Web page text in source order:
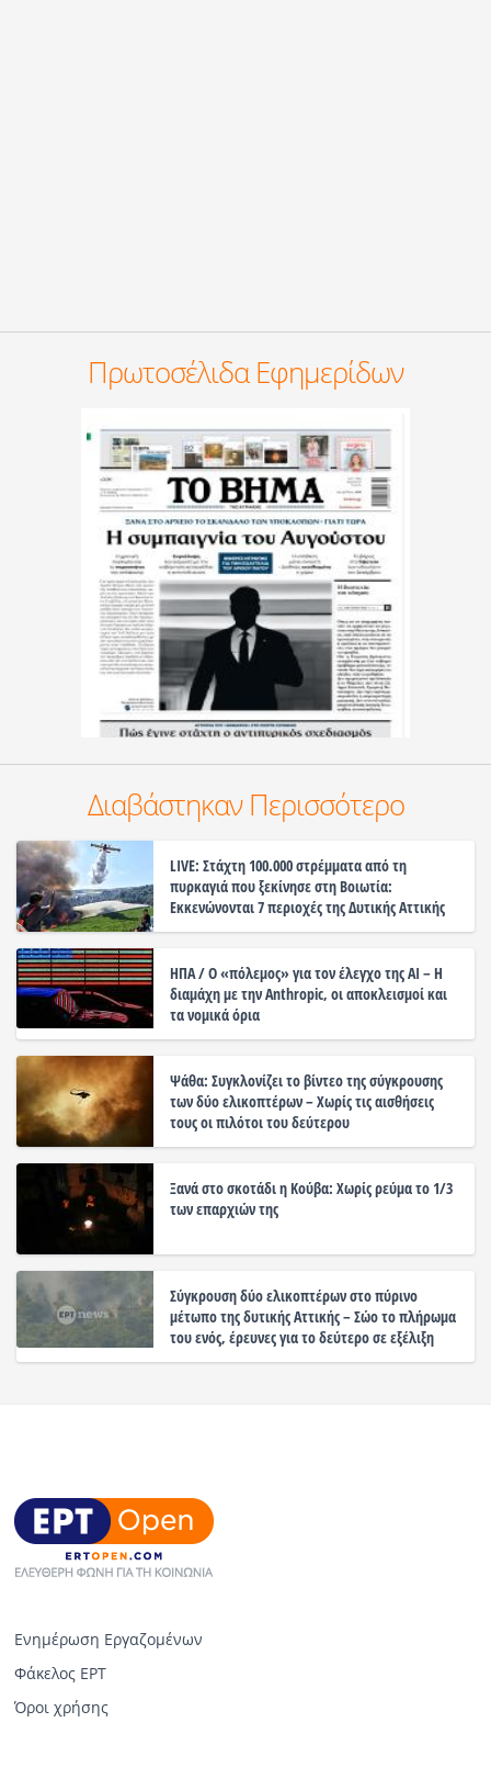
Πρωτοσέλιδα Εφημερίδων
Διαβάστηκαν Περισσότερο
LIVE: Στάχτη 100.000 στρέμματα από τη
πυρκαγιά που ξεκίνησε στη Βοιωτία:
Εκκενώνονται 7 περιοχές της Δυτικής Αττικής
ΗΠΑ / Ο «πόλεμος» για τον έλεγχο της ΑΙ – Η
διαμάχη με την Anthropic, οι αποκλεισμοί και
τα νομικά όρια
Ψάθα: Συγκλονίζει το βίντεο της σύγκρουσης
των δύο ελικοπτέρων – Χωρίς τις αισθήσεις
τους οι πιλότοι του δεύτερου
Ξανά στο σκοτάδι η Κούβα: Χωρίς ρεύμα το 1/3
των επαρχιών της
Σύγκρουση δύο ελικοπτέρων στο πύρινο
μέτωπο της δυτικής Αττικής – Σώο το πλήρωμα
του ενός, έρευνες για το δεύτερο σε εξέλιξη
Ενημέρωση Εργαζομένων
Φάκελος ΕΡΤ
Όροι χρήσης